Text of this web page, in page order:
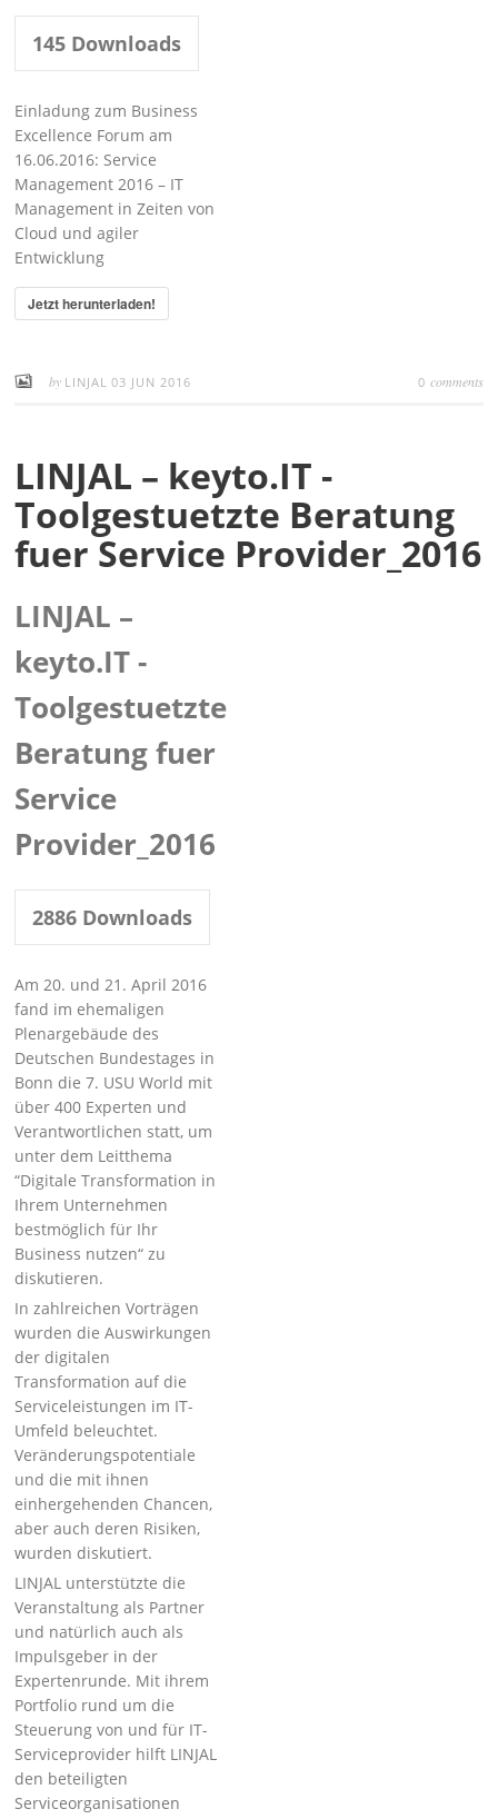
145 Downloads
Einladung zum Business
Excellence Forum am
16.06.2016: Service
Management 2016 – IT
Management in Zeiten von
Cloud und agiler
Entwicklung
Jetzt herunterladen!
by LINJAL 03 JUN 2016 0 comments
LINJAL – keyto.IT -
Toolgestuetzte Beratung
fuer Service Provider_2016
LINJAL –
keyto.IT -
Toolgestuetzte
Beratung fuer
Service
Provider_2016
2886 Downloads
Am 20. und 21. April 2016
fand im ehemaligen
Plenargebäude des
Deutschen Bundestages in
Bonn die 7. USU World mit
über 400 Experten und
Verantwortlichen statt, um
unter dem Leit­thema
“Digitale Transformation in
Ihrem Unternehmen
bestmöglich für Ihr
Business nutzen“ zu
diskutieren.
In zahlreichen Vorträgen
wurden die Auswirkungen
der digitalen
Transformation auf die
Serviceleistungen im IT-
Umfeld beleuchtet.
Veränderungspotentiale
und die mit ihnen
einhergehenden Chancen,
aber auch deren Risiken,
wurden diskutiert.
LINJAL unterstützte die
Veranstaltung als Partner
und natürlich auch als
Impulsgeber in der
Expertenrunde. Mit ihrem
Portfolio rund um die
Steuerung von und für IT-
Serviceprovider hilft LINJAL
den beteiligten
Serviceorganisationen